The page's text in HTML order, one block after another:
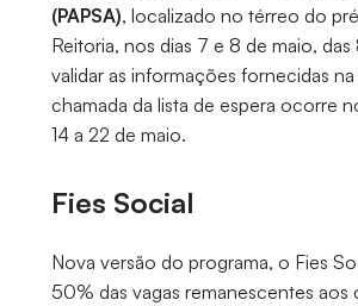
(PAPSA), localizado no térreo do
Reitoria, nos dias 7 e 8 de maio, das
validar as informações fornecidas
chamada da lista de espera ocorre
14 a 22 de maio.
Fies Social
Nova versão do programa, o Fies
50% das vagas remanescentes aos